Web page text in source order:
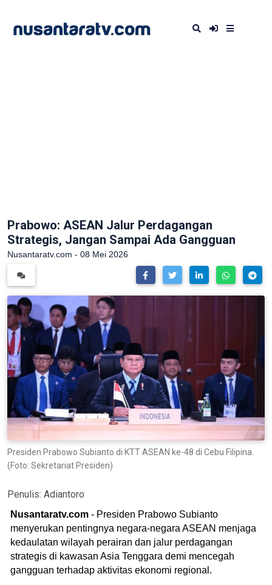
Prabowo: ASEAN Jalur Perdagangan
Strategis, Jangan Sampai Ada Gangguan
Nusantaratv.com - 08 Mei 2026
Presiden Prabowo Subianto di KTT ASEAN ke-48 di Cebu Filipina.
(Foto: Sekretariat Presiden)
Penulis: Adiantoro
Nusantaratv.com - Presiden Prabowo Subianto
menyerukan pentingnya negara-negara ASEAN menjaga
kedaulatan wilayah perairan dan jalur perdagangan
strategis di kawasan Asia Tenggara demi mencegah
gangguan terhadap aktivitas ekonomi regional.